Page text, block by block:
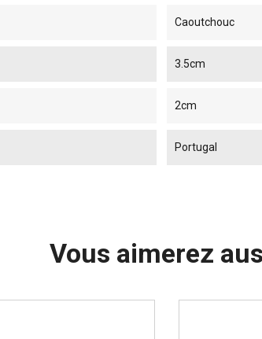
Caoutchouc
3.5cm
2cm
Portugal
Vous aimerez